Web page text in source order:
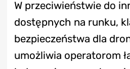
W przeciwieństwie do
dostępnych na runku,
bezpieczeństwa dla
umożliwia operatorom